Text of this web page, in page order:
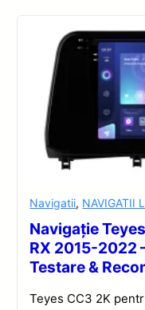
Navigatii, NAVIGATII
Navigație
RX 2015-2022
Testare &
Teyes CC3 2K